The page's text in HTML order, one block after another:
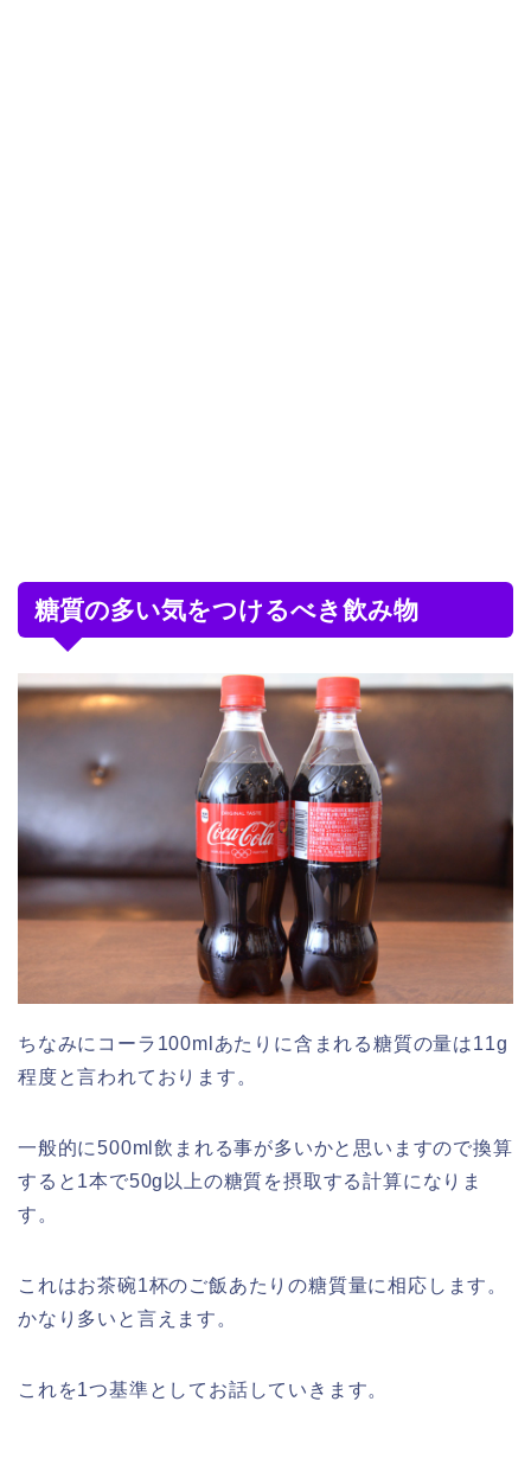
糖質の多い気をつけるべき飲み物
ちなみにコーラ100mlあたりに含まれる糖質の量は11g
程度と言われております。
一般的に500ml飲まれる事が多いかと思いますので換算
すると1本で50g以上の糖質を摂取する計算になりま
す。
これはお茶碗1杯のご飯あたりの糖質量に相応します。
かなり多いと言えます。
これを1つ基準としてお話していきます。